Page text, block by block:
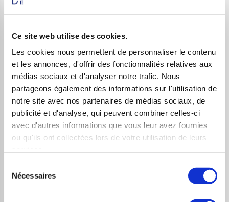
Ce site web utilise des cookies.
Les cookies nous permettent de personnaliser le contenu
et les annonces, d'offrir des fonctionnalités relatives aux
médias sociaux et d'analyser notre trafic. Nous
partageons également des informations sur l'utilisation de
notre site avec nos partenaires de médias sociaux, de
publicité et d'analyse, qui peuvent combiner celles-ci
avec d'autres informations que vous leur avez fournies
ou qu'ils ont collectées lors de votre utilisation de leurs
Nécessaires
un autre scénario avec un réchauffement à 4°C.
Les conclusions sont claires : les deux scénarios
nécessiteront de découvrir de nouveaux gisements afin
de répondre à une demande en forte hausse,
principalement causée par le secteur des transports.
Un réchauffement de 2°C supposerait de multiplier les
réserves mondiales connues de 2017 par 2,55 et par 2,2
pour un réchauffement à 4°C.Cela supposera de
réaliser un effort important dans la prospection pour
ressource sera amenée à manquer d’ici 2055 ».